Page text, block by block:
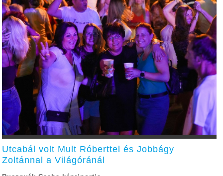
Utcabál volt Mult Róberttel és Jobbágy
Zoltánnal a Világóránál